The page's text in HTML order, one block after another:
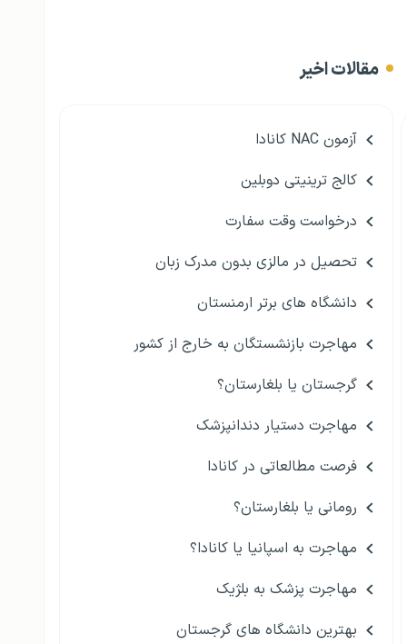
مقالات اخیر
آزمون NAC کانادا
کالج ترینیتی دوبلین
درخواست وقت سفارت
تحصیل در مالزی بدون مدرک زبان
دانشگاه های برتر ارمنستان
مهاجرت بازنشستگان به خارج از کشور
گرجستان یا بلغارستان؟
مهاجرت دستیار دندانپزشک
فرصت مطالعاتی در کانادا
رومانی یا بلغارستان؟
مهاجرت به اسپانیا یا کانادا؟
مهاجرت پزشک به بلژیک
بهترین دانشگاه های گرجستان